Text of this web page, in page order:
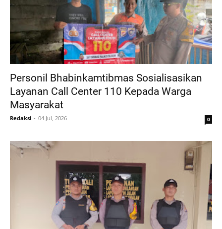
Personil Bhabinkamtibmas Sosialisasikan
Layanan Call Center 110 Kepada Warga
Masyarakat
Redaksi 04 Jul, 2026 0